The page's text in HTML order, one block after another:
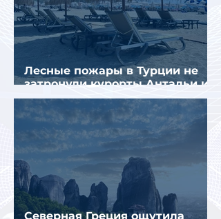
Лесные пожары в Турции не
затронули курорты Антальи и
Муглы
Северная Греция ощутила